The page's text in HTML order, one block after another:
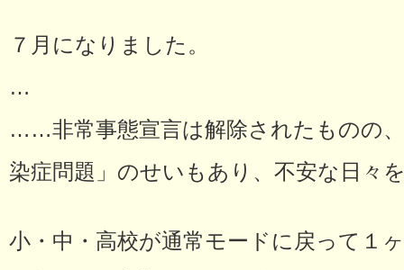
７月になりました。
…
……非常事態宣言は解除されたものの
染症問題」のせいもあり、不安な日々
小・中・高校が通常モードに戻って１